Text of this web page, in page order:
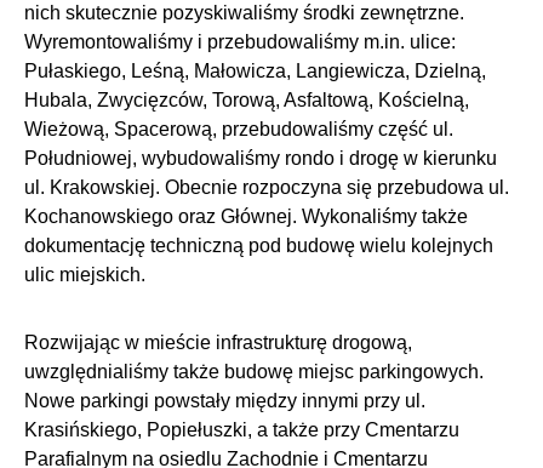
nich skutecznie pozyskiwaliśmy środki zewnętrzne.
Wyremontowaliśmy i przebudowaliśmy m.in. ulice:
Pułaskiego, Leśną, Małowicza, Langiewicza, Dzielną,
Hubala, Zwycięzców, Torową, Asfaltową, Kościelną,
Wieżową, Spacerową, przebudowaliśmy część ul.
Południowej, wybudowaliśmy rondo i drogę w kierunku
ul. Krakowskiej. Obecnie rozpoczyna się przebudowa ul.
Kochanowskiego oraz Głównej. Wykonaliśmy także
dokumentację techniczną pod budowę wielu kolejnych
ulic miejskich.
Rozwijając w mieście infrastrukturę drogową,
uwzględnialiśmy także budowę miejsc parkingowych.
Nowe parkingi powstały między innymi przy ul.
Krasińskiego, Popiełuszki, a także przy Cmentarzu
Parafialnym na osiedlu Zachodnie i Cmentarzu